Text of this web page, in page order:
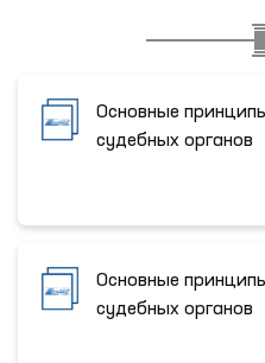
Основные
судебных органов
Основные
судебных органов